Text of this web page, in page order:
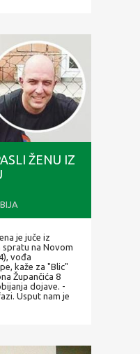
ŽENU IZ
je juče iz
spratu na Novom
vođa
kaže za "Blic"
Župančića 8
dojave. -
Usput nam je